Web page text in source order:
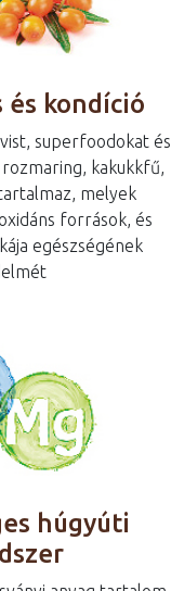
és kondíció
superfoodokat és
kakukkfű,
melyek
források, és
egészségének
húgyúti